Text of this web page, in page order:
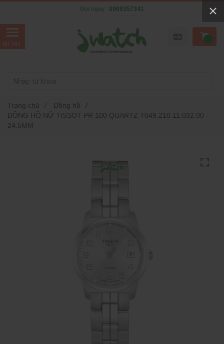
Trang chủ / Đồng hồ
/
ĐỒNG HỒ NỮ TISSOT PR 100 QUARTZ T049.210.11.032.00 -
24.5MM
Gọi ngay : 0909357341